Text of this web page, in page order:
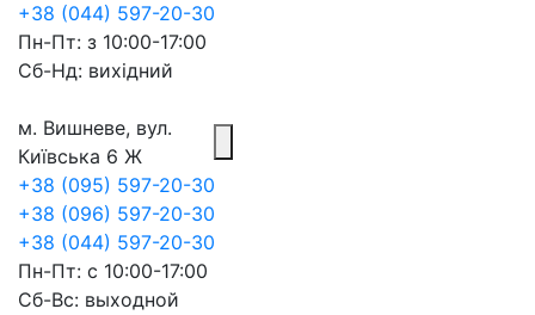
+38 (044) 597-20-30
Пн-Пт: з 10:00-17:00
Сб-Нд: вихідний
м. Вишневе, вул.
Київська 6 Ж
+38 (095) 597-20-30
+38 (096) 597-20-30
+38 (044) 597-20-30
Пн-Пт: с 10:00-17:00
Сб-Вс: выходной